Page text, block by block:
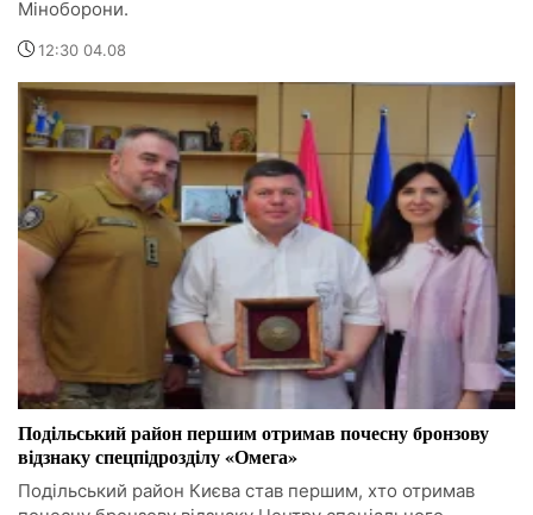
Міноборони.
12:30 04.08
Подільський район першим отримав почесну бронзову
відзнаку спецпідрозділу «Омега»
Подільський район Києва став першим, хто отримав